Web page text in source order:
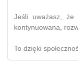
Jeśli uważasz,
kontynuowana,
To dzięki